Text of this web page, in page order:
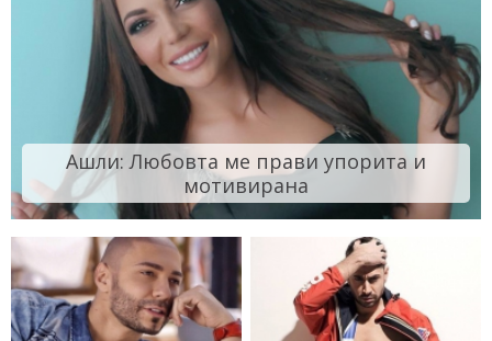
Ашли: Любовта ме прави упорита и
мотивирана